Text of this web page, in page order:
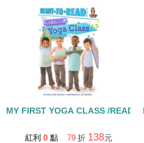
MY FIRST YOGA CLASS /READ
紅利 0 點 79 折 138元